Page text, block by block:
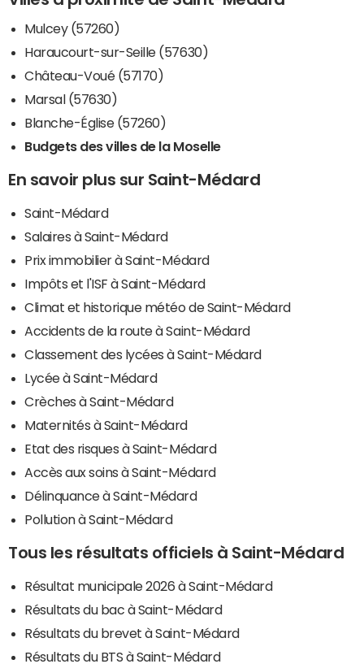
Mulcey (57260)
Haraucourt-sur-Seille (57630)
Château-Voué (57170)
Marsal (57630)
Blanche-Église (57260)
Budgets des villes de la Moselle
En savoir plus sur Saint-Médard
Saint-Médard
Salaires à Saint-Médard
Prix immobilier à Saint-Médard
Impôts et l'ISF à Saint-Médard
Climat et historique météo de Saint-Médard
Accidents de la route à Saint-Médard
Classement des lycées à Saint-Médard
Lycée à Saint-Médard
Crèches à Saint-Médard
Maternités à Saint-Médard
Etat des risques à Saint-Médard
Accès aux soins à Saint-Médard
Délinquance à Saint-Médard
Pollution à Saint-Médard
Tous les résultats officiels à Saint-Médard
Résultat municipale 2026 à Saint-Médard
Résultats du bac à Saint-Médard
Résultats du brevet à Saint-Médard
Résultats du BTS à Saint-Médard